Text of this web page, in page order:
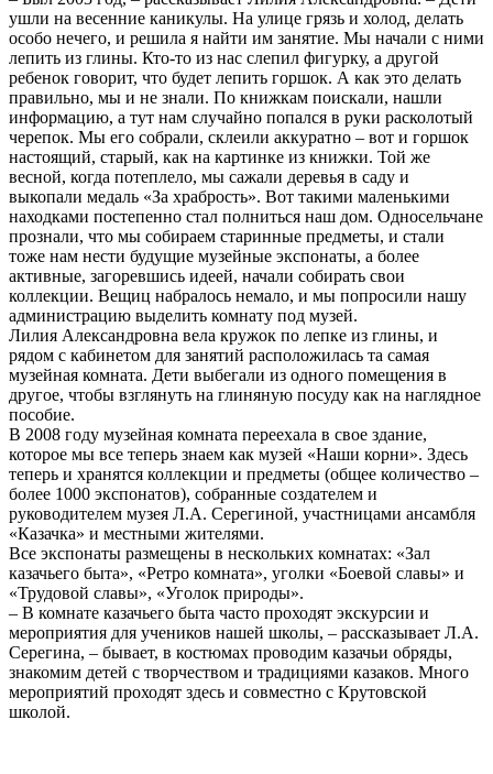
ушли на весенние каникулы. На улице грязь и холод, делать
особо нечего, и решила я найти им занятие. Мы начали с ними
лепить из глины. Кто-то из нас слепил фигурку, а другой
ребенок говорит, что будет лепить горшок. А как это делать
правильно, мы и не знали. По книжкам поискали, нашли
информацию, а тут нам случайно попался в руки расколотый
черепок. Мы его собрали, склеили аккуратно – вот и горшок
настоящий, старый, как на картинке из книжки. Той же
весной, когда потеплело, мы сажали деревья в саду и
выкопали медаль «За храбрость». Вот такими маленькими
находками постепенно стал полниться наш дом. Односельчане
прознали, что мы собираем старинные предметы, и стали
тоже нам нести будущие музейные экспонаты, а более
активные, загоревшись идеей, начали собирать свои
коллекции. Вещиц набралось немало, и мы попросили нашу
администрацию выделить комнату под музей.
Лилия Александровна вела кружок по лепке из глины, и
рядом с кабинетом для занятий расположилась та самая
музейная комната. Дети выбегали из одного помещения в
другое, чтобы взглянуть на глиняную посуду как на наглядное
пособие.
В 2008 году музейная комната переехала в свое здание,
которое мы все теперь знаем как музей «Наши корни». Здесь
теперь и хранятся коллекции и предметы (общее количество –
более 1000 экспонатов), собранные создателем и
руководителем музея Л.А. Серегиной, участницами ансамбля
«Казачка» и местными жителями.
Все экспонаты размещены в нескольких комнатах: «Зал
казачьего быта», «Ретро комната», уголки «Боевой славы» и
«Трудовой славы», «Уголок природы».
– В комнате казачьего быта часто проходят экскурсии и
мероприятия для учеников нашей школы, – рассказывает Л.А.
Серегина, – бывает, в костюмах проводим казачьи обряды,
знакомим детей с творчеством и традициями казаков. Много
мероприятий проходят здесь и совместно с Крутовской
школой.